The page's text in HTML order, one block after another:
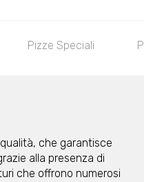
Pizze Speciali
che garantisce
alla presenza di
che offrono numerosi